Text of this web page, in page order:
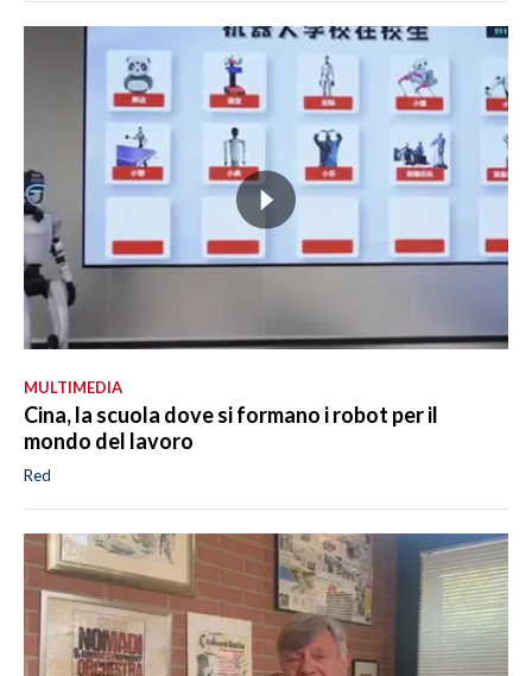
MULTIMEDIA
Cina, la scuola dove si formano i robot per il
mondo del lavoro
Red